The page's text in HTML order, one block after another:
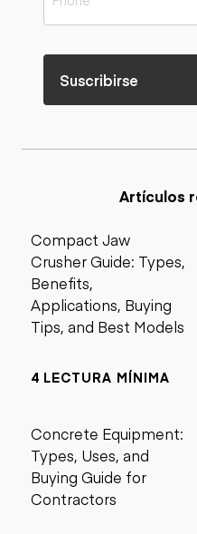
Suscribirse
Artículos
Compact Jaw
Crusher Guide: Types,
Benefits,
Applications, Buying
Tips, and Best Models
4 LECTURA MÍNIMA
Concrete Equipment:
Types, Uses, and
Buying Guide for
Contractors